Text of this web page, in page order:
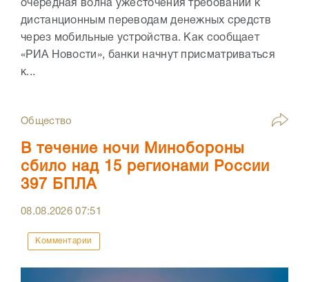
очередная волна ужесточения требований к
дистанционным переводам денежных средств
через мобильные устройства. Как сообщает
«РИА Новости», банки начнут присматриваться
к...
Общество
В течение ночи Минобороны
сбило над 15 регионами России
397 БПЛА
08.08.202607:51
Комментарии